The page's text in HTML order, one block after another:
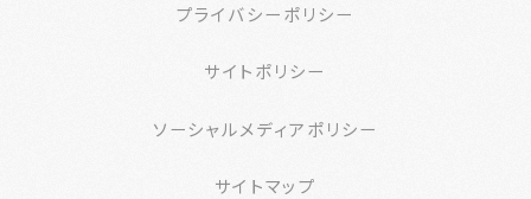
プライバシーポリシー
サイトポリシー
ソーシャルメディアポリシー
サイトマップ